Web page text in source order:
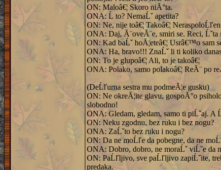
ON: Maloâ€¦ Skoro niĂ°ta.
ONA: Ĺ to? NemaĹˇ apetita?
ON: Ne, nije toâ€¦ Takoâ€¦
ONA: Daj, Ă¨oveĂ¨e, smiri se. Reci, Ĺˇta
ON: Kad baĹˇ hoĂ¦eteâ€¦ Usrâ€™o sam
ONA: Ha, bravo!!! ZnaĹˇ li ti koliko
ON: To je glupoâ€¦ Ali, to je takoâ€¦
ONA: Polako, samo polakoâ€¦ ReĂ¨ po
(DeĹľurna sestra mu podmeĂ¦e gusku)
ON: Ne okreĂ¦ite glavu, gospoĂ°o
slobodno!
ONA: Gledam, gledam, samo ti piĹˇaj. A
ON: Neku zgodnu, bez ruku i bez nogu?
ONA: ZaĹˇto bez ruku i nogu?
ON: Da ne moĹľe da pobegne, da ne
ONA: Dobro, dobro, ne moraĹˇ viĹˇe da
ON: PaĹľljivo, sve paĹľljivo zapiĹˇite,
predaka.